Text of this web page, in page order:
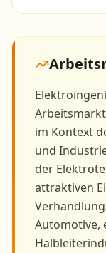
im Kontext
und
der
attraktiven
Automotive,